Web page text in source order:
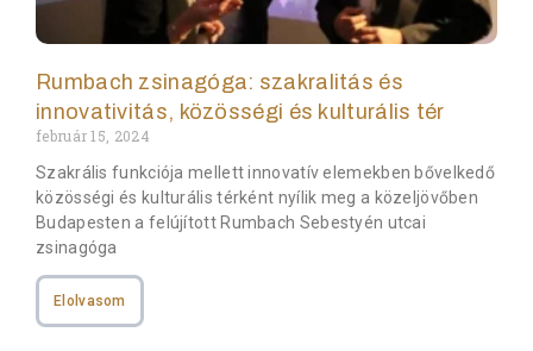
Rumbach zsinagóga: szakralitás és
innovativitás, közösségi és kulturális tér
február 15, 2024
Szakrális funkciója mellett innovatív elemekben bővelkedő
közösségi és kulturális térként nyílik meg a közeljövőben
Budapesten a felújított Rumbach Sebestyén utcai
zsinagóga
Elolvasom